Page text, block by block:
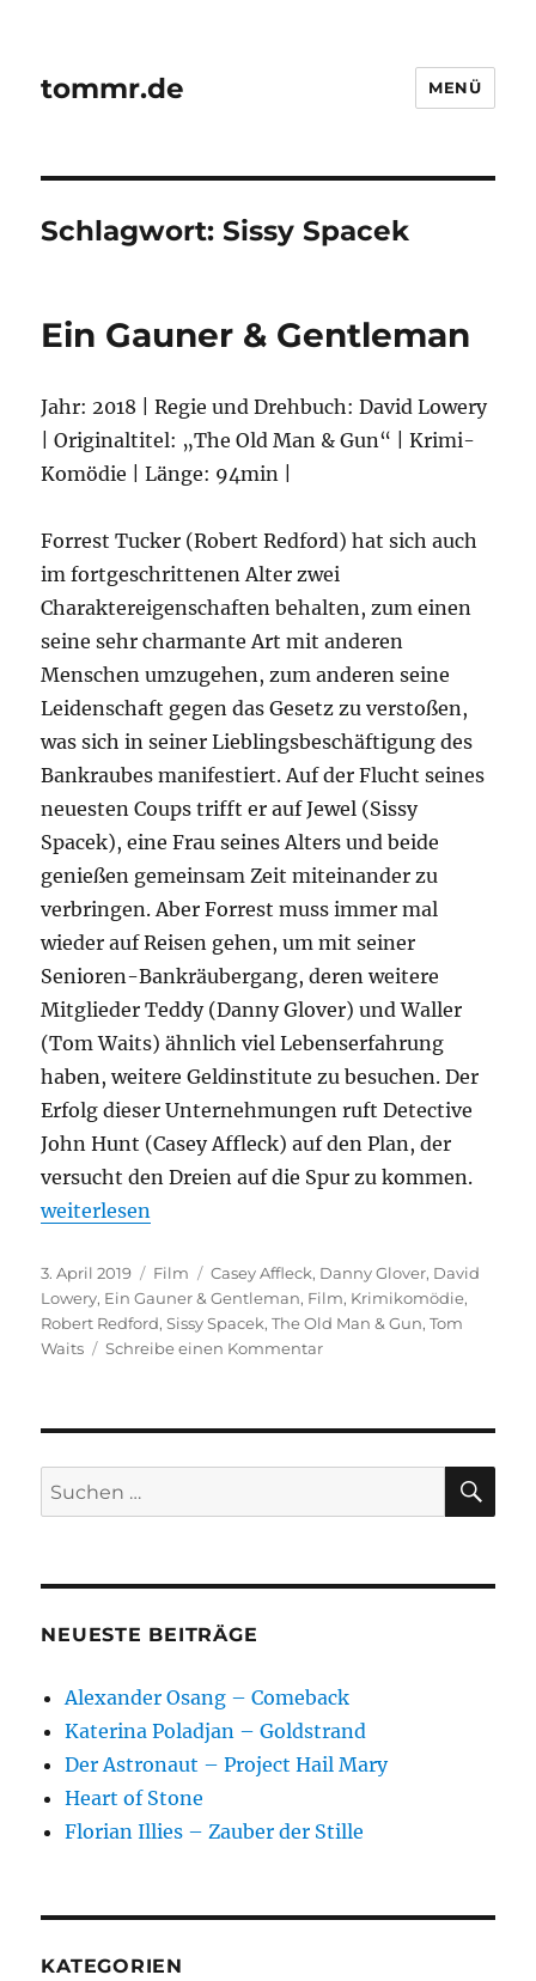
tommr.de MENÜ
Schlagwort:Sissy Spacek
Ein Gauner & Gentleman
Jahr: 2018 | Regie und Drehbuch: David Lowery
| Originaltitel: „The Old Man & Gun“ | Krimi-
Komödie | Länge: 94min |
Forrest Tucker (Robert Redford) hat sich auch
im fortgeschrittenen Alter zwei
Charaktereigenschaften behalten, zum einen
seine sehr charmante Art mit anderen
Menschen umzugehen, zum anderen seine
Leidenschaft gegen das Gesetz zu verstoßen,
was sich in seiner Lieblingsbeschäftigung des
Bankraubes manifestiert. Auf der Flucht seines
neuesten Coups trifft er auf Jewel (Sissy
Spacek), eine Frau seines Alters und beide
genießen gemeinsam Zeit miteinander zu
verbringen. Aber Forrest muss immer mal
wieder auf Reisen gehen, um mit seiner
Senioren-Bankräubergang, deren weitere
Mitglieder Teddy (Danny Glover) und Waller
(Tom Waits) ähnlich viel Lebenserfahrung
haben, weitere Geldinstitute zu besuchen. Der
Erfolg dieser Unternehmungen ruft Detective
John Hunt (Casey Affleck) auf den Plan, der
versucht den Dreien auf die Spur zu kommen.
„Ein Gauner & Gentleman“
weiterlesen
Veröffentlicht
am
3. April 2019 Kategorien
Film Schlagwörter
Casey Affleck, Danny Glover, David
Lowery, Ein Gauner & Gentleman, Film, Krimikomödie,
Robert Redford,Sissy Spacek,The Old Man & Gun,Tom
Waits
Schreibe einen Kommentarzu
Suchen
nach:
NEUESTE BEITRÄGE
Alexander Osang – Comeback
Katerina Poladjan – Goldstrand
Der Astronaut – Project Hail Mary
Heart of Stone
Florian Illies – Zauber der Stille
KATEGORIEN